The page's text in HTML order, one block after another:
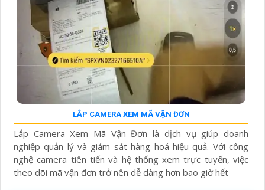
LẮP CAMERA XEM MÃ VẬN ĐƠN
Lắp Camera Xem Mã Vận Đơn là dịch vụ giúp doanh
nghiệp quản lý và giám sát hàng hoá hiệu quả. Với công
nghệ camera tiên tiến và hệ thống xem trực tuyến, việc
theo dõi mã vận đơn trở nên dễ dàng hơn bao giờ hết